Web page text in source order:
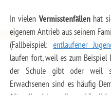
In vielen Vermisstenfällenhat
eigenem Antrieb aus seinem
(Fallbeispiel:entlaufener
laufen fort, weil es zum
der Schule gibt oder weil
Erwachsenen sind es häufig